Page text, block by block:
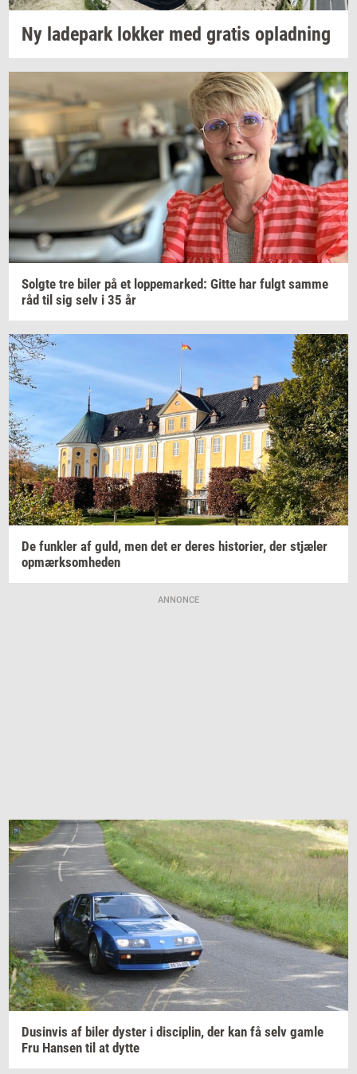
Ny la­de­park lok­ker med gra­tis op­lad­ning
Solg­te tre biler på et lop­pe­mar­ked: Gitte har fulgt samme
råd til sig selv i 35 år
De funk­ler af guld, men det er deres hi­sto­ri­er, der stjæ­ler
op­mærk­som­he­den
ANNONCE
Du­sin­vis af biler dy­ster i di­sci­plin, der kan få selv gamle
Fru Han­sen til at dytte